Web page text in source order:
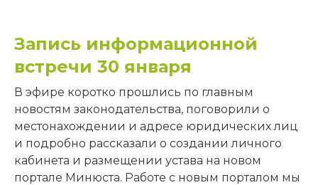
Запись информационной
встречи 30 января
В эфире коротко прошлись по главным
новостям законодательства, поговорили о
местонахождении и адресе юридических лиц
и подробно рассказали о создании личного
кабинета и размещении устава на новом
портале Минюста. Работе с новым порталом мы